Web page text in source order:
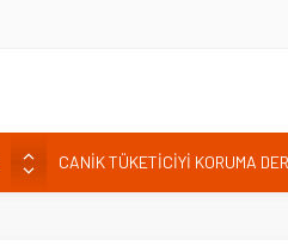
CANİK TÜKETİCİYİ KORUMA
İNTERNET KULLANICISINI
Kardef Başkanı Adem GÜNER